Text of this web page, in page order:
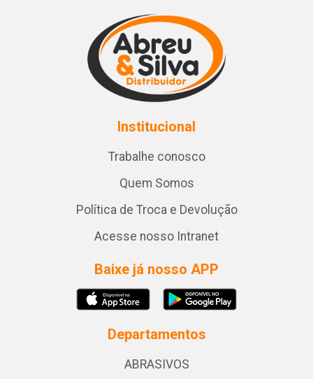
Institucional
Trabalhe conosco
Quem Somos
Política de Troca e Devolução
Acesse nosso Intranet
Baixe já nosso APP
Departamentos
ABRASIVOS